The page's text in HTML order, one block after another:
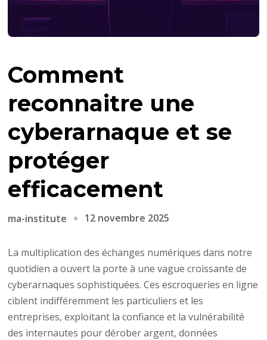
Comment
reconnaitre une
cyberarnaque et se
protéger
efficacement
ma-institute 12 novembre 2025
La multiplication des échanges numériques dans notre
quotidien a ouvert la porte à une vague croissante de
cyberarnaques sophistiquées. Ces escroqueries en ligne
ciblent indifféremment les particuliers et les
entreprises, exploitant la confiance et la vulnérabilité
des internautes pour dérober argent, données